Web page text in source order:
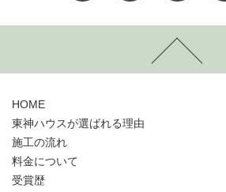
HOME
東神ハウスが選ばれる理由
施工の流れ
料金について
受賞歴